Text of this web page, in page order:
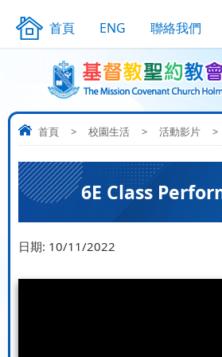
首頁 ENG 聯絡我們
首頁 > 校園生活 > 活動影片 >
6E Class
日期: 10/11/2022